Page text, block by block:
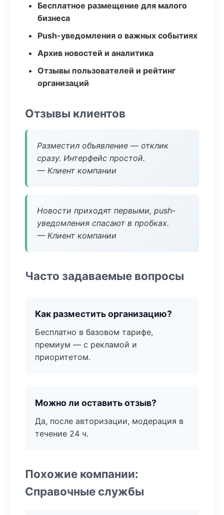
Бесплатное размещение для малого
бизнеса
Push-уведомления о важных событиях
Архив новостей и аналитика
Отзывы пользователей и рейтинг
организаций
Отзывы клиентов
Разместил объявление — отклик
сразу. Интерфейс простой.
— Клиент компании
Новости приходят первыми, push-
уведомления спасают в пробках.
— Клиент компании
Часто задаваемые вопросы
Как разместить организацию?
Бесплатно в базовом тарифе,
премиум — с рекламой и
приоритетом.
Можно ли оставить отзыв?
Да, после авторизации, модерация в
течение 24 ч.
Похожие компании:
Справочные службы